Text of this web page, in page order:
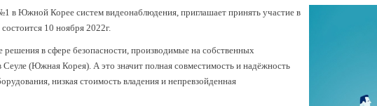
в Южной Корее систем видеонаблюдения, приглашает принять участие в
10 ноября 2022г.
решения в сфере безопасности, производимые на собственных
(Южная Корея). А это значит полная совместимость и надёжность
низкая стоимость владения и непревзойденная